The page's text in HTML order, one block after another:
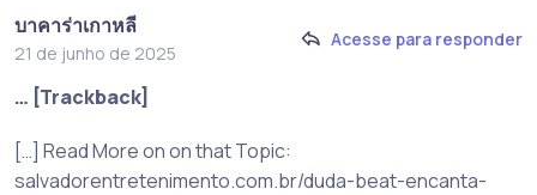
บาคาร่าเกาหลี
21 de junho de 2025
Acesse para responder
… [Trackback]
[…] Read More on on that Topic:
salvadorentretenimento.com.br/duda-beat-encanta-